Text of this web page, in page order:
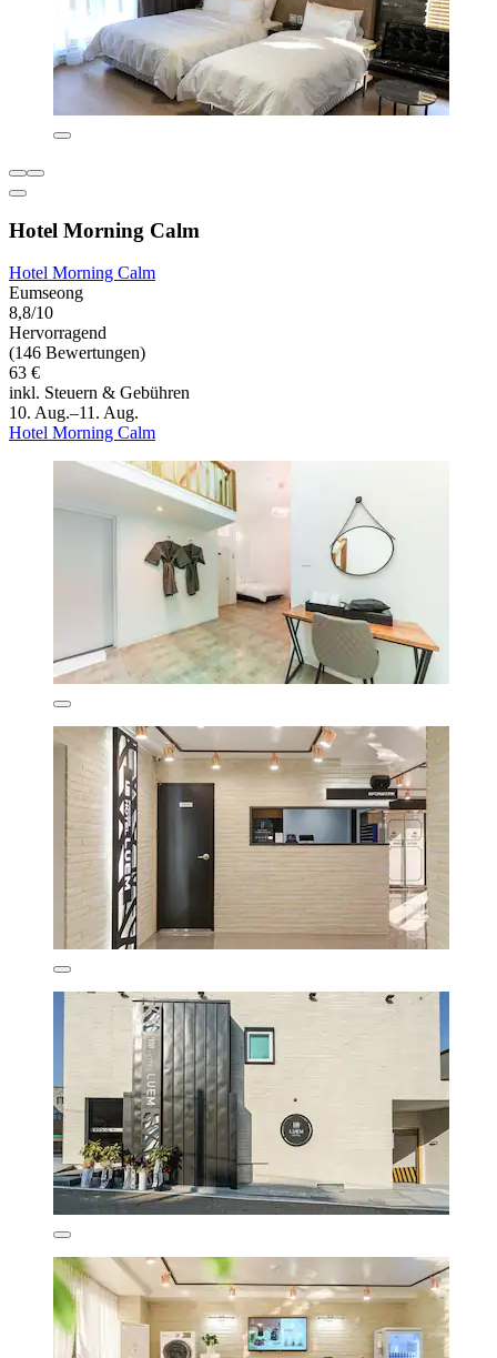
Hotel Morning Calm
Hotel Morning Calm
Eumseong
8,8/10
Hervorragend
(146 Bewertungen)
63 €
inkl. Steuern & Gebühren
10. Aug.–11. Aug.
Hotel Morning Calm